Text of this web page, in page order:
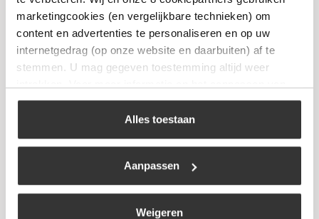
marketingcookies (en vergelijkbare technieken) om
content en advertenties te personaliseren en op uw
internetgedrag (op onze website en daarbuiten) af te
stemmen. U mag gegeven toestemming altijd weer
uw keuze op onze website verwijzen wij u naar ons
Alles toestaan
Aanpassen
Weigeren
Marinade Injector Kunststof
Bekijk